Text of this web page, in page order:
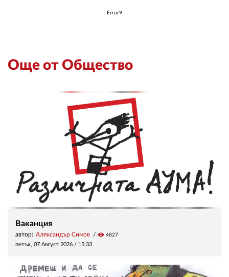
Error9
Още от Общество
Ваканция
автор: Александър Симов visibility 4827
петък, 07 Август 2026 / 15:33